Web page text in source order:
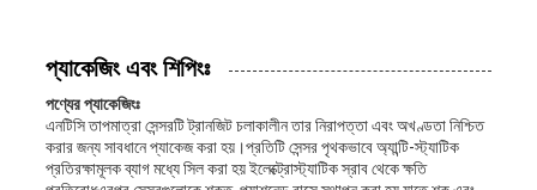
প্যাকেজিং এবং শিপিংঃ
পণ্যের প্যাকেজিংঃ
এনটিসি তাপমাত্রা সেন্সরটি ট্রানজিট চলাকালীন তার নিরাপত্তা এবং অখণ্ডতা নিশ্চিত
করার জন্য সাবধানে প্যাকেজ করা হয়।প্রতিটি সেন্সর পৃথকভাবে অ্যান্টি-স্ট্যাটিক
প্রতিরক্ষামূলক ব্যাগ মধ্যে সিল করা হয় ইলেক্ট্রোস্ট্যাটিক স্রাব থেকে ক্ষতি